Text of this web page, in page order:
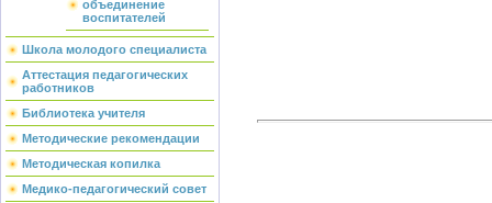
объединение
воспитателей
Школа молодого специалиста
Аттестация педагогических
работников
Библиотека учителя
Методические рекомендации
Методическая копилка
Медико-педагогический совет